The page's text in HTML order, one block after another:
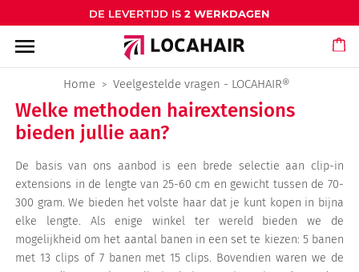
DE LEVERTIJD IS 2 WERKDAGEN
menu
Home Veelgestelde vragen - LOCAHAIR®
Welke methoden hairextensions
bieden jullie aan?
De basis van ons aanbod is een brede selectie aan clip-in
extensions in de lengte van 25-60 cm en gewicht tussen de 70-
300 gram. We bieden het volste haar dat je kunt kopen in bijna
elke lengte. Als enige winkel ter wereld bieden we de
mogelijkheid om het aantal banen in een set te kiezen: 5 banen
met 13 clips of 7 banen met 15 clips. Bovendien waren we de